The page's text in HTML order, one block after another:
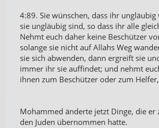
4:89. Sie wünschen, dass ihr
sie ungläubig sind, so dass ihr alle
Nehmt euch daher keine Beschützer
solange sie nicht auf Allahs Weg
sie sich abwenden, dann ergreift sie
immer ihr sie auffindet; und nehmt
ihnen zum Beschützer oder zum Helfer,
Mohammed änderte jetzt Dinge, die er
den Juden übernommen hatte.